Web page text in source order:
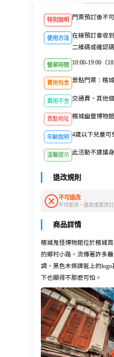
商品
特別說明 門票預訂後不
使用方法 在線預訂會收
二維碼或確認
營業時間 10:00-19:00（
費用包含 景點門票：檳
費用不含 交通費、其他
景點地址 檳城幽靈博物館
年齡說明 4歲以下兒童可
溫馨提示 此活動不建議
退改規則
不可退改
不可取消、退款或更改
商品詳情
檳城鬼怪博物館位於檳城
的鄉村小路，流傳著許多
調，黑色木條牌匾上的
下也顯得不那麽可怕。